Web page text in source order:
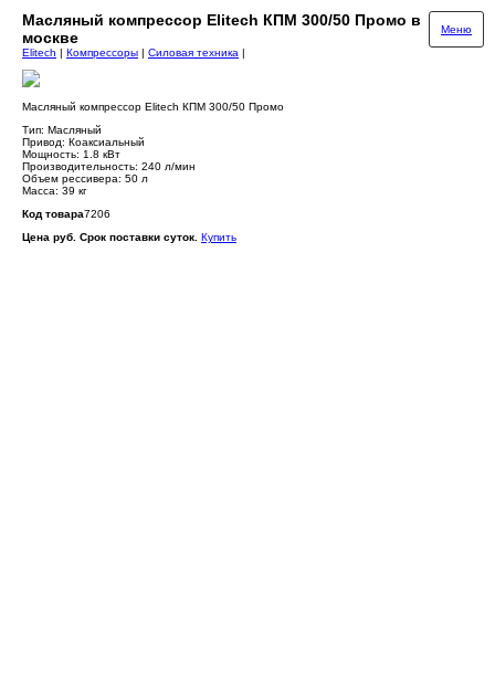
Масляный компрессор Elitech КПМ 300/50 Промо в
москве
Меню
Elitech | Компрессоры | Силовая техника |
Масляный компрессор Elitech КПМ 300/50 Промо
Тип: Масляный
Привод: Коаксиальный
Мощность: 1.8 кВт
Производительность: 240 л/мин
Объем рессивера: 50 л
Масса: 39 кг
Код товара7206
Цена руб. Срок поставки суток. Купить